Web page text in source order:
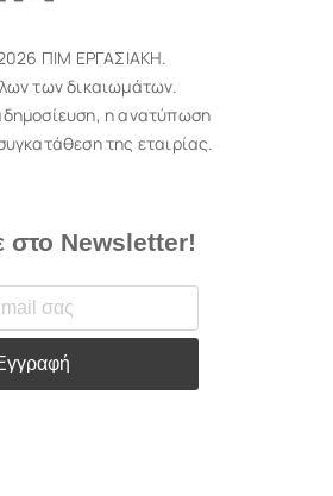
ΠΙΜ ΕΡΓΑΣΙΑΚΗ.
των δικαιωμάτων.
η ανατύπωση
της εταιρίας.
στο Newsletter!